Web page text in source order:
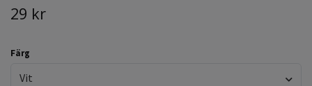
29 kr
Färg
Vit